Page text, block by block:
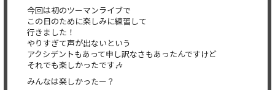
今回は初のツーマンライブで
この日のために楽しみに練習して
行きました！
やりすぎて声が出ないという
アクシデントもあって申し訳なさもあったんですけど
それでも楽しかったです🎶
みんなは楽しかったー？